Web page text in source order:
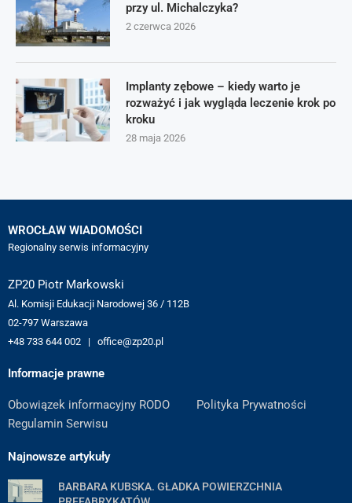
przy ul. Michalczyka?
2 czerwca 2026
Implanty zębowe – kiedy warto je
rozważyć i jak wygląda leczenie krok po
kroku
28 maja 2026
WROCŁAW WIADOMOŚCI
Regionalny serwis informacyjny
ZP20 Piotr Markowski
Al. Komisji Edukacji Narodowej 36 / 112B
02-797 Warszawa
+48 733 644 002 | office@zp20.pl
Informacje prawne
Obowiązek informacyjny RODO
Polityka Prywatności
Regulamin Serwisu
Najnowsze artykuły
BARBARA KUBSKA. GŁADKA POWIERZCHNIA